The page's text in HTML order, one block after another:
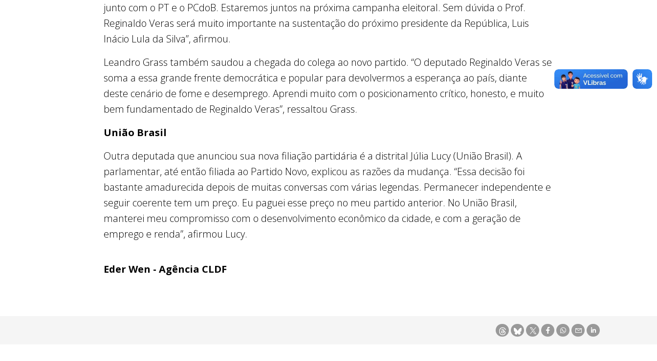
junto com o PT e o PCdoB. Estaremos juntos na próxima campanha eleitoral. Sem dúvida o Prof.
Reginaldo Veras será muito importante na sustentação do próximo presidente da República, Luis
Inácio Lula da Silva”, afirmou.
Leandro Grass também saudou a chegada do colega ao novo partido. “O deputado Reginaldo Veras se
soma a essa grande frente democrática e popular para devolvermos a esperança ao país, diante
deste cenário de fome e desemprego. Aprendi muito com o posicionamento crítico, honesto, e muito
bem fundamentado de Reginaldo Veras”, ressaltou Grass.
União Brasil
Outra deputada que anunciou sua nova filiação partidária é a distrital Júlia Lucy (União Brasil). A
parlamentar, até então filiada ao Partido Novo, explicou as razões da mudança. “Essa decisão foi
bastante amadurecida depois de muitas conversas com várias legendas. Permanecer independente e
seguir coerente tem um preço. Eu paguei esse preço no meu partido anterior. No União Brasil,
manterei meu compromisso com o desenvolvimento econômico da cidade, e com a geração de
emprego e renda”, afirmou Lucy.
Eder Wen - Agência CLDF